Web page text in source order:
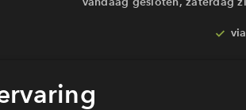
Ja, ik
Heb je een vraag en wil je